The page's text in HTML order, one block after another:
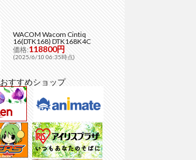
WACOM Wacom Cintiq
16(DTK168) DTK168K4C
価格:118800円
(2025/6/10 06:35時点)
おすすめショップ